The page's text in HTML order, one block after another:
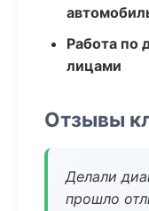
Работа по
лицами
Отзывы
Делали
прошло